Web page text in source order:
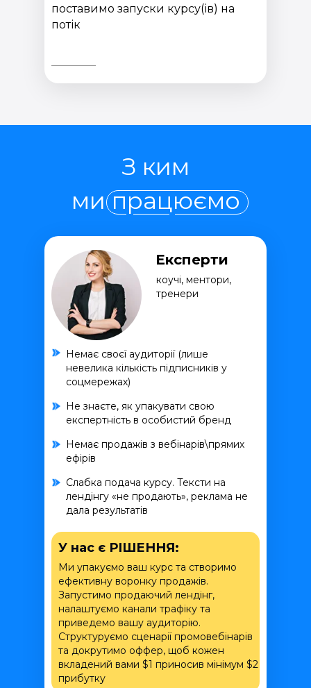
поставимо запуски курсу(ів) на
потік
Експерти
коучі, ментори,
тренери
У нас є РІШЕННЯ:
Ми упакуємо ваш курс та створимо
ефективну воронку продажів.
Запустимо продаючий лендінг,
налаштуємо канали трафіку та
приведемо вашу аудиторію.
Структуруємо сценарії промовебінарів
та докрутимо оффер, щоб кожен
вкладений вами $1 приносив мінімум $2
прибутку
Немає своєї аудиторії (лише
невелика кількість підписників у
соцмережах)
Не знаєте, як упакувати свою
експертність в особистий бренд
Немає продажів з вебінарів\прямих
ефірів
Слабка подача курсу. Тексти на
лендінгу «не продають», реклама не
дала результатів
З ким
ми працюємо